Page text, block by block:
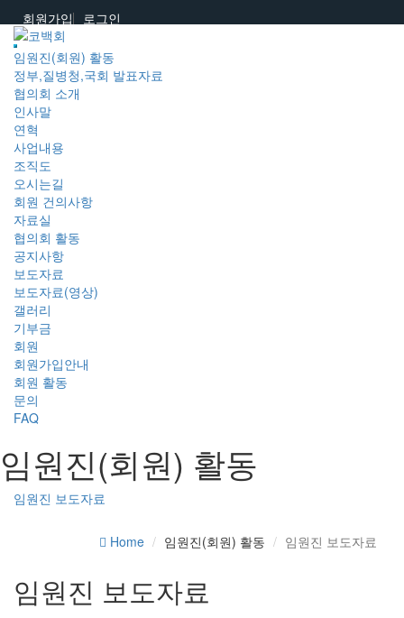
회원가입 로그인
임원진(회원) 활동
정부,질병청,국회 발표자료
협의회 소개
인사말
연혁
사업내용
조직도
오시는길
회원 건의사항
자료실
협의회 활동
공지사항
보도자료
보도자료(영상)
갤러리
기부금
회원
회원가입안내
회원 활동
문의
FAQ
임원진(회원) 활동
임원진 보도자료
Home 임원진(회원) 활동 임원진 보도자료
임원진 보도자료